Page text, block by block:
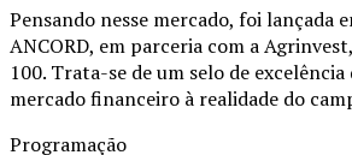
Pensando nesse mercado, foi lançada
ANCORD, em parceria com a
100. Trata-se de um selo de
mercado financeiro à realidade do
Programação